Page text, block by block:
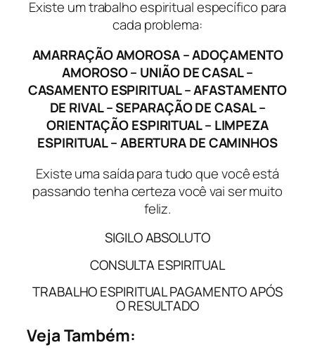
Existe um trabalho espiritual específico para
cada problema:
AMARRAÇÃO AMOROSA – ADOÇAMENTO
AMOROSO – UNIÃO DE CASAL –
CASAMENTO ESPIRITUAL – AFASTAMENTO
DE RIVAL – SEPARAÇÃO DE CASAL –
ORIENTAÇÃO ESPIRITUAL – LIMPEZA
ESPIRITUAL – ABERTURA DE CAMINHOS
Existe uma saída para tudo que você está
passando tenha certeza você vai ser muito
feliz.
SIGILO ABSOLUTO
CONSULTA ESPIRITUAL
TRABALHO ESPIRITUAL PAGAMENTO APÓS
O RESULTADO
Veja Também: